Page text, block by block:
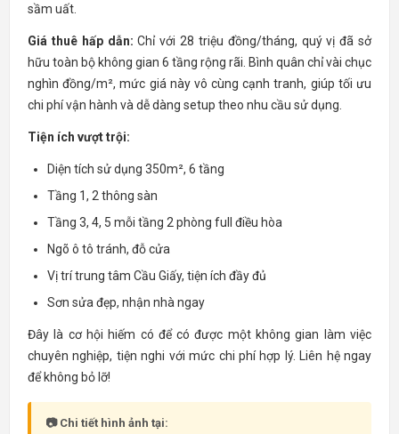
sầm uất.
Giá thuê hấp dẫn: Chỉ với 28 triệu đồng/tháng, quý vị đã sở
hữu toàn bộ không gian 6 tầng rộng rãi. Bình quân chỉ vài chục
nghìn đồng/m², mức giá này vô cùng cạnh tranh, giúp tối ưu
chi phí vận hành và dễ dàng setup theo nhu cầu sử dụng.
Tiện ích vượt trội:
Diện tích sử dụng 350m², 6 tầng
Tầng 1, 2 thông sàn
Tầng 3, 4, 5 mỗi tầng 2 phòng full điều hòa
Ngõ ô tô tránh, đỗ cửa
Vị trí trung tâm Cầu Giấy, tiện ích đầy đủ
Sơn sửa đẹp, nhận nhà ngay
Đây là cơ hội hiếm có để có được một không gian làm việc
chuyên nghiệp, tiện nghi với mức chi phí hợp lý. Liên hệ ngay
để không bỏ lỡ!
📷 Chi tiết hình ảnh tại: